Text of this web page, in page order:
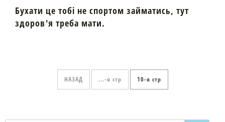
Бухати це тобі не спортом займатись, тут
здоров'я треба мати.
НАЗАД ... 10